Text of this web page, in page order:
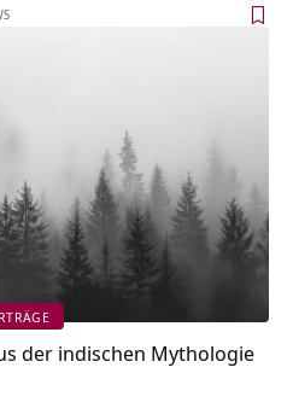
der indischen Mythologie